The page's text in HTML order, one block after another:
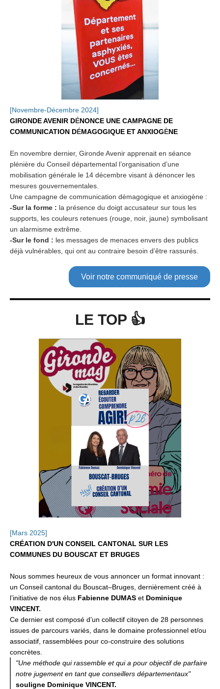
[Novembre-Décembre 2024]
GIRONDE AVENIR DÉNONCE UNE CAMPAGNE DE
COMMUNICATION DÉMAGOGIQUE ET ANXIOGÈNE
En novembre dernier, Gironde Avenir apprenait en séance
plénière du Conseil départemental l’organisation d’une
mobilisation générale le 14 décembre visant à dénoncer les
mesures gouvernementales.
Une campagne de communication démagogique et anxiogène :
-Sur la forme : la présence du doigt accusateur sur tous les
supports, les couleurs retenues (rouge, noir, jaune) symbolisant
un alarmisme extrême.
-Sur le fond : les messages de menaces envers des publics
déjà vulnérables, qui ont au contraire besoin d’être rassurés
Voir notre communiqué de presse
LE TOP 👍
[Mars 2025]
CRÉATION D'UN CONSEIL CANTONAL SUR LES
COMMUNES DU BOUSCAT ET BRUGES
Nous sommes heureux de vous annoncer un format innovant :
un Conseil cantonal du Bouscat–Bruges, dernièrement créé à
l’initiative de nos élus Fabienne DUMAS et Dominique
VINCENT.
Ce dernier est composé d’un collectif citoyen de 28 personnes
issues de parcours variés, dans le domaine professionnel et/ou
associatif, rassemblées pour co-construire des solutions
concrètes.
"Une méthode qui rassemble et qui a pour objectif de parfaire
notre jugement en tant que conseillers départementaux"
souligne Dominique VINCENT.